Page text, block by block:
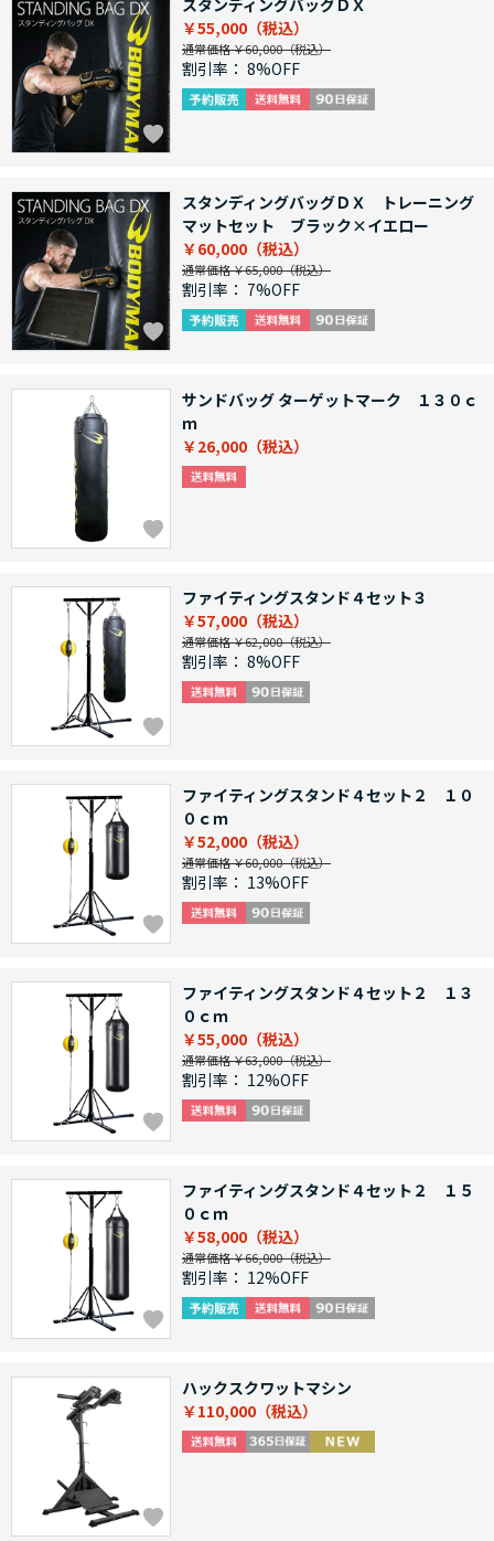
スタンディングバッグＤＸ
￥55,000
通常価格 ￥60,000
割引率： 8%OFF
スタンディングバッグＤＸ トレーニング
マットセット ブラック×イエロー
￥60,000
通常価格 ￥65,000
割引率： 7%OFF
サンドバッグ ターゲットマーク １３０ｃ
ｍ
￥26,000
ファイティングスタンド４セット３
￥57,000
通常価格 ￥62,000
割引率： 8%OFF
ファイティングスタンド４セット２ １０
０ｃｍ
￥52,000
通常価格 ￥60,000
割引率： 13%OFF
ファイティングスタンド４セット２ １３
０ｃｍ
￥55,000
通常価格 ￥63,000
割引率： 12%OFF
ファイティングスタンド４セット２ １５
０ｃｍ
￥58,000
通常価格 ￥66,000
割引率： 12%OFF
ハックスクワットマシン
￥110,000